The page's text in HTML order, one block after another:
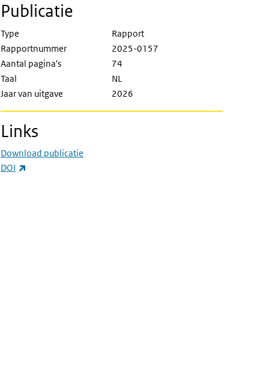
Publicatie
Type
Rapport
Rapportnummer
2025-0157
Aantal pagina's
74
Taal
NL
Jaar van uitgave
2026
Links
Download publicatie
DOI